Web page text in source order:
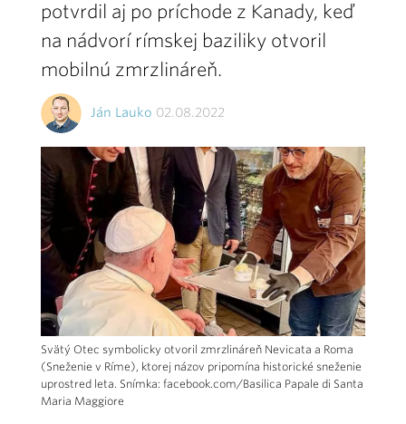
potvrdil aj po príchode z Kanady, keď
na nádvorí rímskej baziliky otvoril
mobilnú zmrzlináreň.
Ján Lauko 02.08.2022
Svätý Otec symbolicky otvoril zmrzlináreň Nevicata a Roma
(Sneženie v Ríme), ktorej názov pripomína historické sneženie
uprostred leta. Snímka: facebook.com/Basilica Papale di Santa
Maria Maggiore